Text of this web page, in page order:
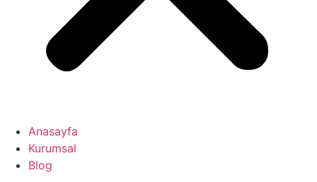
Anasayfa
Kurumsal
Blog